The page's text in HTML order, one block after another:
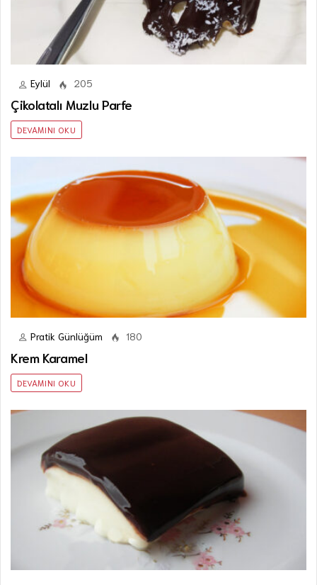
Eylül 205
Çikolatalı Muzlu Parfe
DEVAMINI OKU
Pratik Günlüğüm 180
Krem Karamel
DEVAMINI OKU